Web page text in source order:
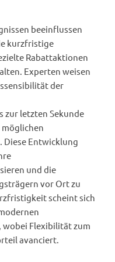
beeinflussen
kurzfristige
Rabattaktionen
Experten weisen
der
zur letzten Sekunde
Entwicklung
und die
vor Ort zu
scheint sich
wobei Flexibilität zum
avanciert.